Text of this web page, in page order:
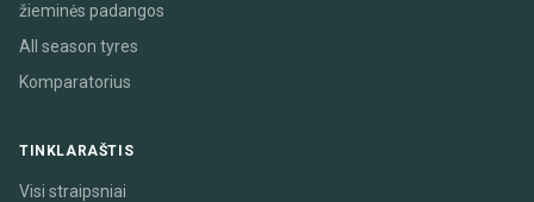
žieminės padangos
All season tyres
Komparatorius
TINKLARAŠTIS
Visi straipsniai